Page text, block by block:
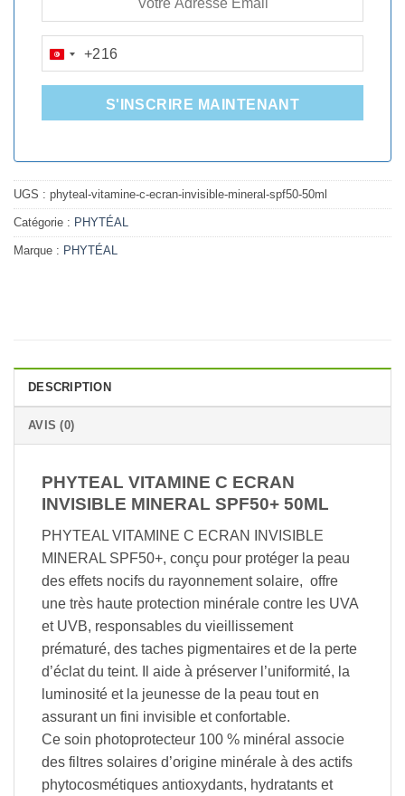
TUNISIA
+216
+216
S'INSCRIRE MAINTENANT
UGS : phyteal-vitamine-c-ecran-invisible-mineral-spf50-50ml
Catégorie : PHYTÉAL
Marque : PHYTÉAL
DESCRIPTION
AVIS (0)
PHYTEAL VITAMINE C ECRAN
INVISIBLE MINERAL SPF50+ 50ML
PHYTEAL VITAMINE C ECRAN INVISIBLE
MINERAL SPF50+, conçu pour protéger la peau
des effets nocifs du rayonnement solaire, offre
une très haute protection minérale contre les UVA
et UVB, responsables du vieillissement
prématuré, des taches pigmentaires et de la perte
d’éclat du teint. Il aide à préserver l’uniformité, la
luminosité et la jeunesse de la peau tout en
assurant un fini invisible et confortable.
Ce soin photoprotecteur 100 % minéral associe
des filtres solaires d’origine minérale à des actifs
phytocosmétiques antioxydants, hydratants et